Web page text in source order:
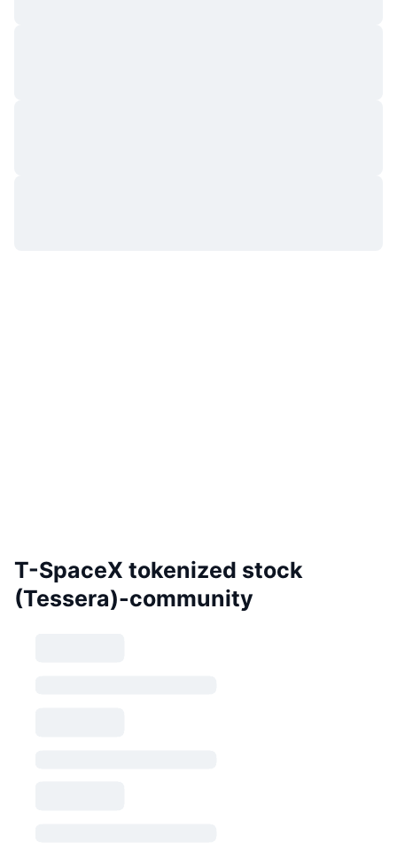
T-SpaceX tokenized stock
(Tessera)-community